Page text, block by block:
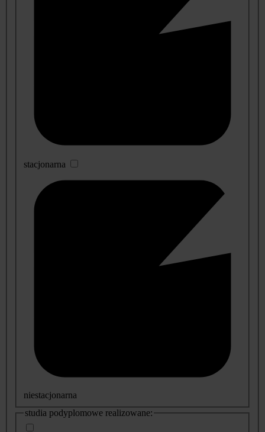
stacjonarna
niestacjonarna
studia podyplomowe realizowane: